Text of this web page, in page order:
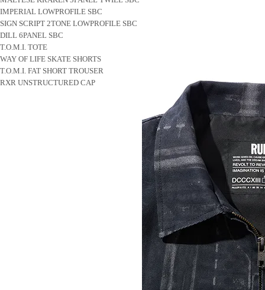
IMPERIAL LOWPROFILE SBC
SIGN SCRIPT 2TONE LOWPROFILE SBC
DILL 6PANEL SBC
T.O.M.I. TOTE
WAY OF LIFE SKATE SHORTS
T.O.M.I. FAT SHORT TROUSER
RXR UNSTRUCTURED CAP